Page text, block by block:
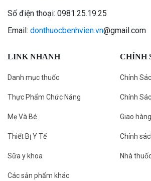
Số điện thoại: 0981.25.19.25
Email: donthuocbenhvien.vn@gmail.com
LINK NHANH
Danh mục thuốc
Thực Phẩm Chức Năng
Mẹ Và Bé
Thiết Bị Y Tế
Sữa y khoa
Các sản phẩm khác
CHÍNH
Chính
Chính
Giao
Chính
Nhà